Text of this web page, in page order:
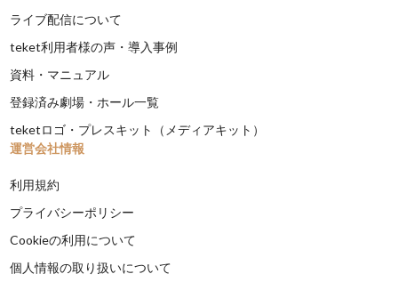
ライブ配信について
teket利用者様の声・導入事例
資料・マニュアル
登録済み劇場・ホール一覧
teketロゴ・プレスキット（メディアキット）
運営会社情報
利用規約
プライバシーポリシー
Cookieの利用について
個人情報の取り扱いについて